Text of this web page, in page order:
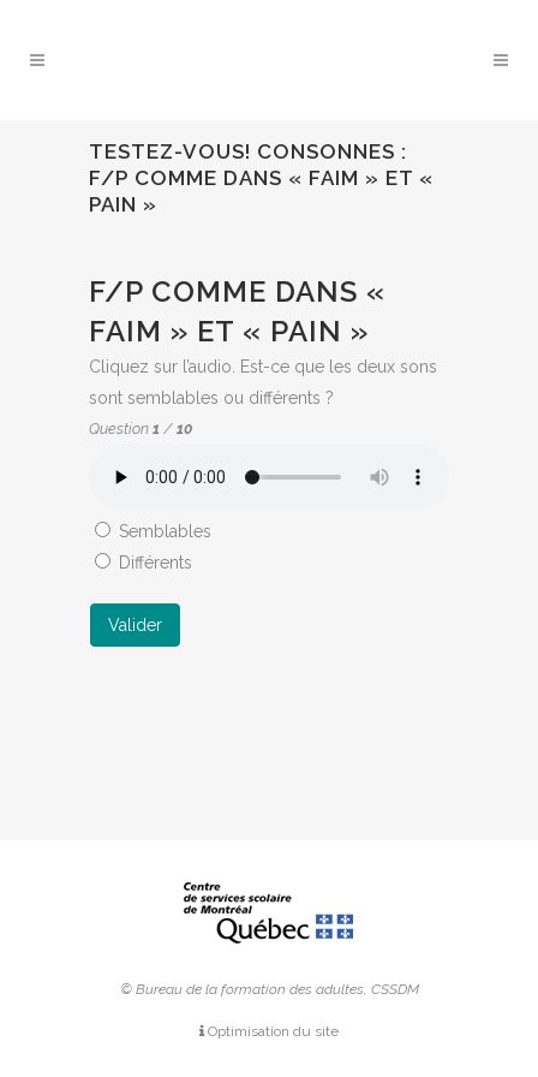
TESTEZ-VOUS! CONSONNES :
F/P COMME DANS « FAIM » ET «
PAIN »
QUIZ:
F/P COMME DANS «
FAIM » ET « PAIN »
Cliquez sur l’audio. Est-ce que les deux sons
sont semblables ou différents ?
Question 1 / 10
Semblables
Différents
Valider
© Bureau de la formation des adultes, CSSDM
Optimisation du site